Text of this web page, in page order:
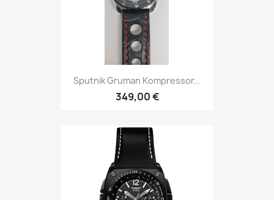
Sputnik Gruman Kompressor...
349,00 €